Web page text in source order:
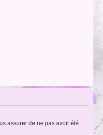
assurer de ne pas avoir été